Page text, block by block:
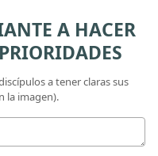
A HACER
a tener claras sus
la imagen).